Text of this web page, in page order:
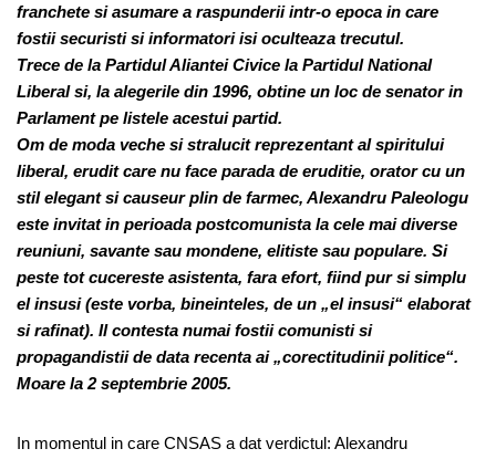
franchete si asumare a raspunderii intr-o epoca in care
fostii securisti si informatori isi oculteaza trecutul.
Trece de la Partidul Aliantei Civice la Partidul National
Liberal si, la alegerile din 1996, obtine un loc de senator in
Parlament pe listele acestui partid.
Om de moda veche si stralucit reprezentant al spiritului
liberal, erudit care nu face parada de eruditie, orator cu un
stil elegant si causeur plin de farmec, Alexandru Paleologu
este invitat in perioada postcomunista la cele mai diverse
reuniuni, savante sau mondene, elitiste sau populare. Si
peste tot cucereste asistenta, fara efort, fiind pur si simplu
el insusi (este vorba, bineinteles, de un „el insusi“ elaborat
si rafinat). Il contesta numai fostii comunisti si
propagandistii de data recenta ai „corectitudinii politice“.
Moare la 2 septembrie 2005.
In momentul in care CNSAS a dat verdictul: Alexandru